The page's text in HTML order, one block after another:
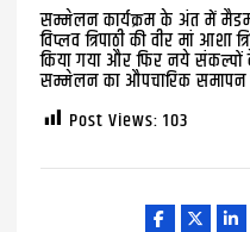
सम्मेलन कार्यक्रम के अंत में
विप्लव त्रिपाठी की वीर मां आशा
किया गया और फिर नये संकल्पों
सम्मेलन का औपचारिक
Post Views: 103